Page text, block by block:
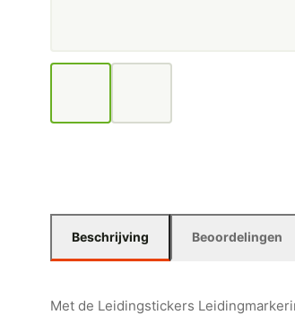
Beschrijving Beoordelingen
Met de Leidingstickers